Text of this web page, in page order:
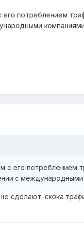
потреблением
с его потреблением
с международными
сделают. скока